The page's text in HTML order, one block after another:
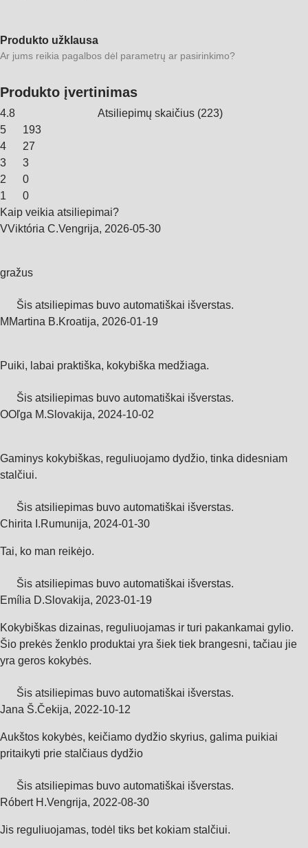
Produkto užklausa
Ar jums reikia pagalbos dėl parametrų ar pasirinkimo?
Produkto įvertinimas
4.8 Atsiliepimų skaičius (223)
5
193
4
27
3
3
2
0
1
0
Kaip veikia atsiliepimai?
VViktória C.Vengrija, 2026‑05‑30
gražus
Šis atsiliepimas buvo automatiškai išverstas.
M Martina B.Kroatija, 2026‑01‑19
Puiki, labai praktiška, kokybiška medžiaga.
Šis atsiliepimas buvo automatiškai išverstas.
OOľga M.Slovakija, 2024‑10‑02
Gaminys kokybiškas, reguliuojamo dydžio, tinka didesniam
stalčiui.
Šis atsiliepimas buvo automatiškai išverstas.
Chirita I.Rumunija, 2024‑01‑30
Tai, ko man reikėjo.
Šis atsiliepimas buvo automatiškai išverstas.
Emília D.Slovakija, 2023‑01‑19
Kokybiškas dizainas, reguliuojamas ir turi pakankamai gylio.
Šio prekės ženklo produktai yra šiek tiek brangesni, tačiau jie
yra geros kokybės.
Šis atsiliepimas buvo automatiškai išverstas.
Jana Š.Čekija, 2022‑10‑12
Aukštos kokybės, keičiamo dydžio skyrius, galima puikiai
pritaikyti prie stalčiaus dydžio
Šis atsiliepimas buvo automatiškai išverstas.
Róbert H.Vengrija, 2022‑08‑30
Jis reguliuojamas, todėl tiks bet kokiam stalčiui.